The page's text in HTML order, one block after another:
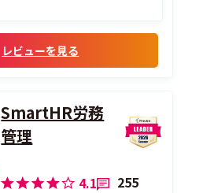
レビューを見る
SmartHR労務
管理
4.1 255